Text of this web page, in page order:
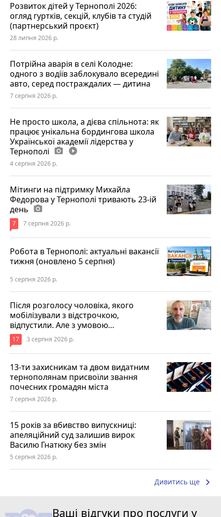
Розвиток дітей у Тернополі 2026:
огляд гуртків, секцій, клубів та студій
(партнерський проєкт)
28 липня 2026 р.
Потрійна аварія в селі Колодне:
одного з водіїв заблокувало всередині
авто, серед постраждалих — дитина
7 серпня 2026 р.
Не просто школа, а дієва спільнота: як
працює унікальна бордингова школа
Української академії лідерства у
Тернополі photo_camera play_circle_filled
4 серпня 2026 р.
Мітинги на підтримку Михайла
Федорова у Тернополі тривають 23-ій
день photo_camera
7 7 серпня 2026 р.
Робота в Тернополі: актуальні вакансії
тижня (оновлено 5 серпня)
5 серпня 2026 р.
Після розголосу чоловіка, якого
мобілізували з відстрочкою,
відпустили. Але з умовою…
17 3 серпня 2026 р.
13-ти захисникам та двом видатним
тернополянам присвоїли звання
почесних громадян міста
7 серпня 2026 р.
15 років за вбивство випускниці:
апеляційний суд залишив вирок
Василю Гнатюку без змін
5 серпня 2026 р.
Дивитись ще keyboard_arrow_right
Ваші відгуки про послуги у